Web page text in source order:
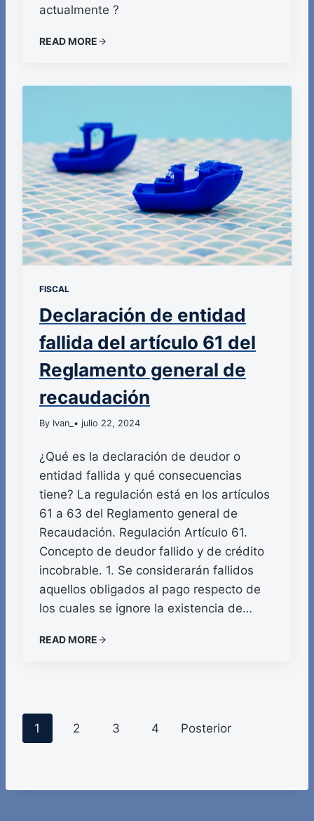
actualmente ?
READ MORE
FISCAL
Declaración de entidad
fallida del artículo 61 del
Reglamento general de
recaudación
By Ivan_ • julio 22, 2024
¿Qué es la declaración de deudor o
entidad fallida y qué consecuencias
tiene? La regulación está en los artículos
61 a 63 del Reglamento general de
Recaudación. Regulación Artículo 61.
Concepto de deudor fallido y de crédito
incobrable. 1. Se considerarán fallidos
aquellos obligados al pago respecto de
los cuales se ignore la existencia de…
READ MORE
s
1 2 3 4 Posterior